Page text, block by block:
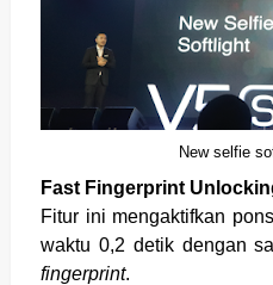
New selfie
Fast Fingerprint
Fitur ini mengaktifkan
waktu 0,2 detik dengan
fingerprint.